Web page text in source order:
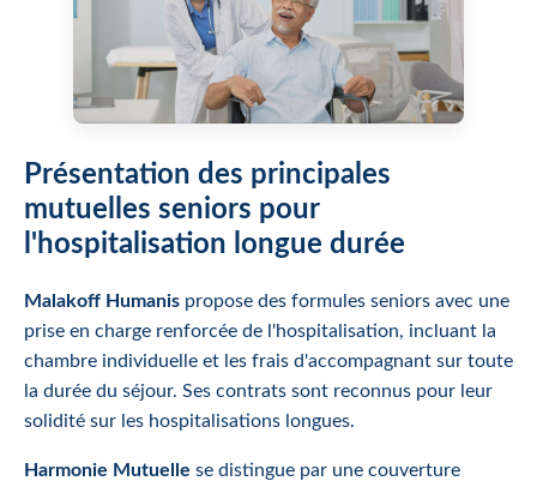
Présentation des principales
mutuelles seniors pour
l'hospitalisation longue durée
Malakoff Humanis propose des formules seniors avec une
prise en charge renforcée de l'hospitalisation, incluant la
chambre individuelle et les frais d'accompagnant sur toute
la durée du séjour. Ses contrats sont reconnus pour leur
solidité sur les hospitalisations longues.
Harmonie Mutuelle se distingue par une couverture